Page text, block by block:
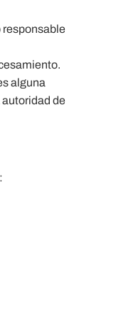
responsable
alguna
autoridad de